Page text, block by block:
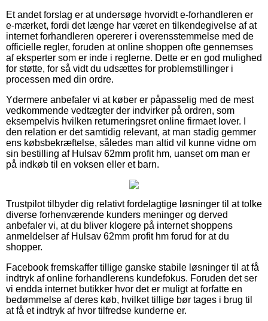
Et andet forslag er at undersøge hvorvidt e-forhandleren er
e-mærket, fordi det længe har været en tilkendegivelse af at
internet forhandleren opererer i overensstemmelse med de
officielle regler, foruden at online shoppen ofte gennemses
af eksperter som er inde i reglerne. Dette er en god mulighed
for støtte, for så vidt du udsættes for problemstillinger i
processen med din ordre.
Ydermere anbefaler vi at køber er påpasselig med de mest
vedkommende vedtægter der indvirker på ordren, som
eksempelvis hvilken returneringsret online firmaet lover. I
den relation er det samtidig relevant, at man stadig gemmer
ens købsbekræftelse, således man altid vil kunne vidne om
sin bestilling af Hulsav 62mm profit hm, uanset om man er
på indkøb til en voksen eller et barn.
Trustpilot tilbyder dig relativt fordelagtige løsninger til at tolke
diverse forhenværende kunders meninger og derved
anbefaler vi, at du bliver klogere på internet shoppens
anmeldelser af Hulsav 62mm profit hm forud for at du
shopper.
Facebook fremskaffer tillige ganske stabile løsninger til at få
indtryk af online forhandlerens kundefokus. Foruden det ser
vi endda internet butikker hvor det er muligt at forfatte en
bedømmelse af deres køb, hvilket tillige bør tages i brug til
at få et indtryk af hvor tilfredse kunderne er.